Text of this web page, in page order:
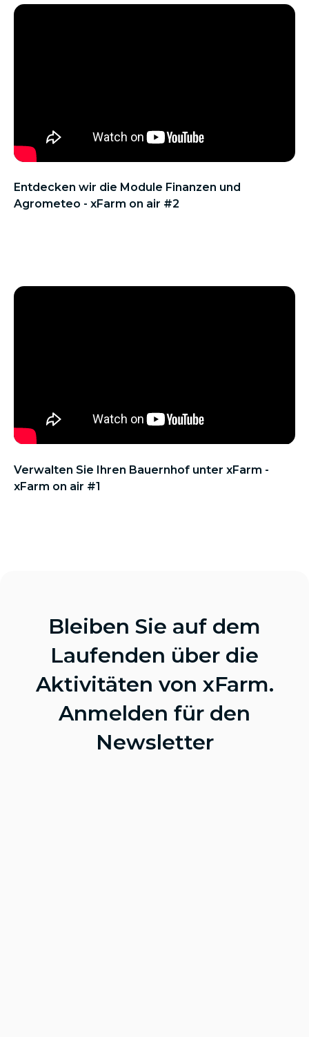
Entdecken wir die Module Finanzen und
Agrometeo - xFarm on air #2
Verwalten Sie Ihren Bauernhof unter xFarm -
xFarm on air #1
Bleiben Sie auf dem
Laufenden über die
Aktivitäten von xFarm.
Anmelden für den
Newsletter